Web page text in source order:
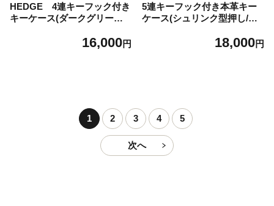
HEDGE 4連キーフック付き
キーケース(ダークグリーン)
型押し牛革【1279468】
16,000円
5連キーフック付き本革キー
ケース(シュリンク型押し/ダ
EDGE【1279473】18,000円
1 2 3 4 5
次へ